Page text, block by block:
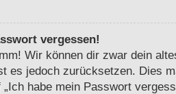
vergessen!
Wir können dir zwar dein
es jedoch zurücksetzen. Dies
habe mein Passwort